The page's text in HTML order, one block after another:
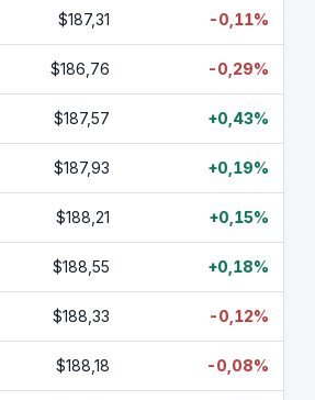
$187,31 -0,11%
$186,76 -0,29%
$187,57 +0,43%
$187,93 +0,19%
$188,21 +0,15%
$188,55 +0,18%
$188,33 -0,12%
$188,18 -0,08%